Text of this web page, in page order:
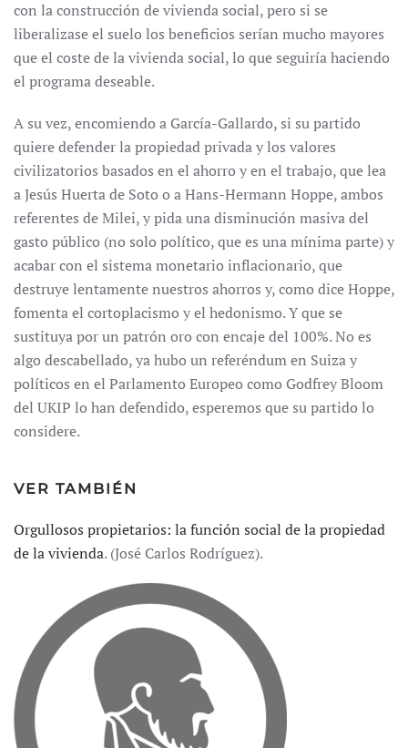
con la construcción de vivienda social, pero si se
liberalizase el suelo los beneficios serían mucho mayores
que el coste de la vivienda social, lo que seguiría haciendo
el programa deseable.
A su vez, encomiendo a García-Gallardo, si su partido
quiere defender la propiedad privada y los valores
civilizatorios basados en el ahorro y en el trabajo, que lea
a Jesús Huerta de Soto o a Hans-Hermann Hoppe, ambos
referentes de Milei, y pida una disminución masiva del
gasto público (no solo político, que es una mínima parte) y
acabar con el sistema monetario inflacionario, que
destruye lentamente nuestros ahorros y, como dice Hoppe,
fomenta el cortoplacismo y el hedonismo. Y que se
sustituya por un patrón oro con encaje del 100%. No es
algo descabellado, ya hubo un referéndum en Suiza y
políticos en el Parlamento Europeo como Godfrey Bloom
del UKIP lo han defendido, esperemos que su partido lo
considere.
VER TAMBIÉN
Orgullosos propietarios: la función social de la propiedad
de la vivienda. (José Carlos Rodríguez).